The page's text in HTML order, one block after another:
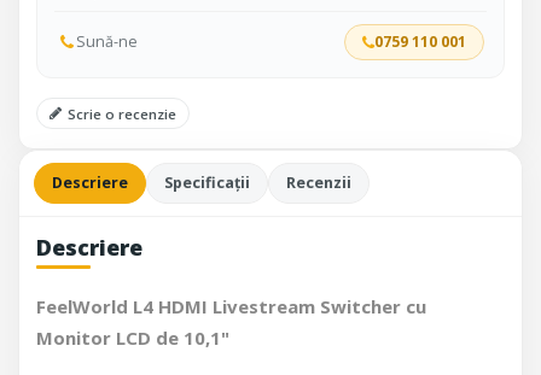
Sună-ne 0759 110 001
Scrie o recenzie
Descriere Specificații Recenzii
Descriere
FeelWorld L4 HDMI Livestream Switcher cu
Monitor LCD de 10,1"